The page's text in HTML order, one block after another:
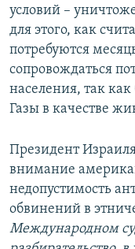
условий –
для этого, как
потребуются
сопровождаться
населения, так
Газы в качестве
Президент
внимание
недопустимость
обвинений в
Международном